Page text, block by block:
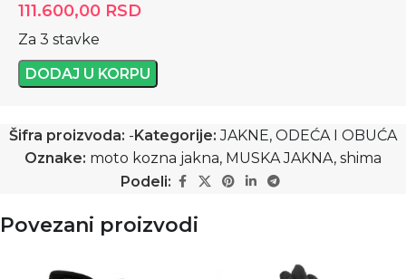
111.600,00 RSD
Za 3 stavke
DODAJ U KORPU
Šifra proizvoda: -Kategorije: JAKNE, ODEĆA I OBUĆA
Oznake: moto kozna jakna, MUSKA JAKNA, shima
Podeli:
Povezani proizvodi